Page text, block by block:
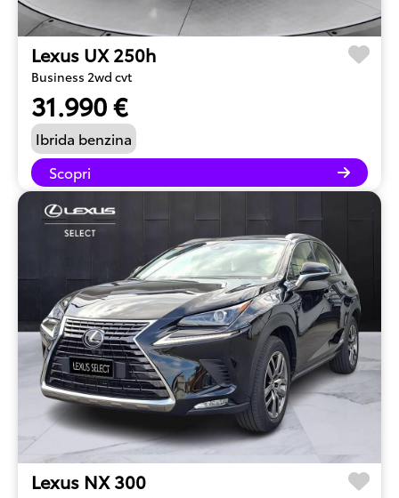
Lexus UX 250h
Business 2wd cvt
31.990 €
Ibrida benzina
Scopri
Lexus NX 300